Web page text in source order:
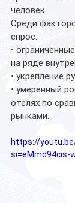
человек.
Среди
спрос:
•
на ряде
• укрепление
• умеренный
отелях по
рынками.
https://
si=eMmd94cis-